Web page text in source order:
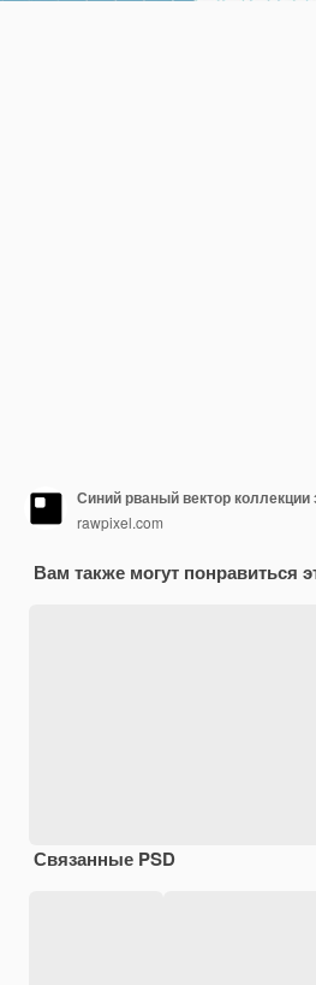
Синий рваный вектор коллекции
rawpixel.com
Вам также могут понравиться
Связанные PSD